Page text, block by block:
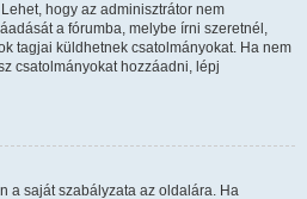
hogy az adminisztrátor nem
a fórumba, melybe írni szeretnél,
tagjai küldhetnek csatolmányokat. Ha nem
csatolmányokat hozzáadni, lépj
a saját szabályzata az oldalára. Ha